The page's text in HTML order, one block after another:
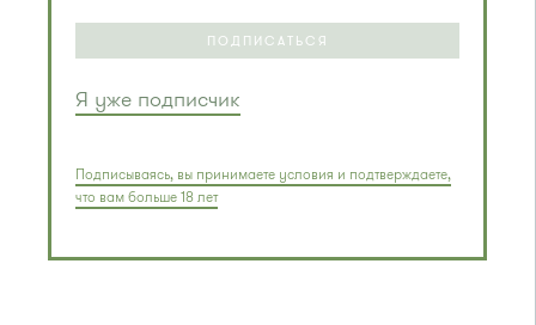
ПОДПИСАТЬСЯ
Я уже подписчик
Подписываясь, вы принимаете условия и подтверждаете,
что вам больше 18 лет